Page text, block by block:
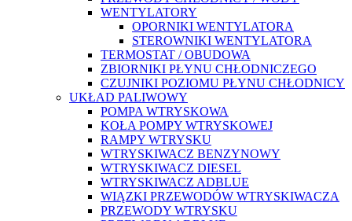
WENTYLATORY
OPORNIKI WENTYLATORA
STEROWNIKI WENTYLATORA
TERMOSTAT / OBUDOWA
ZBIORNIKI PŁYNU CHŁODNICZEGO
CZUJNIKI POZIOMU PŁYNU CHŁODNICY
UKŁAD PALIWOWY
POMPA WTRYSKOWA
KOŁA POMPY WTRYSKOWEJ
RAMPY WTRYSKU
WTRYSKIWACZ BENZYNOWY
WTRYSKIWACZ DIESEL
WTRYSKIWACZ ADBLUE
WIĄZKI PRZEWODÓW WTRYSKIWACZA
PRZEWODY WTRYSKU